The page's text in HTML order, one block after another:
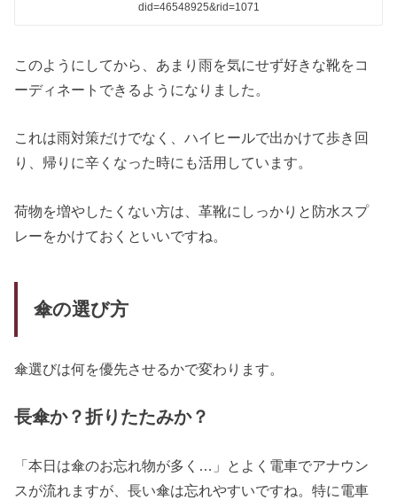
did=46548925&rid=1071
このようにしてから、あまり雨を気にせず好きな靴をコ
ーディネートできるようになりました。
これは雨対策だけでなく、ハイヒールで出かけて歩き回
り、帰りに辛くなった時にも活用しています。
荷物を増やしたくない方は、革靴にしっかりと防水スプ
レーをかけておくといいですね。
傘の選び方
傘選びは何を優先させるかで変わります。
長傘か？折りたたみか？
「本日は傘のお忘れ物が多く…」とよく電車でアナウン
スが流れますが、長い傘は忘れやすいですね。特に電車